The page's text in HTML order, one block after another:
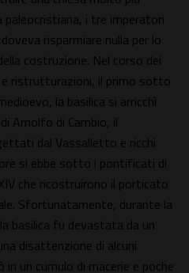
paleocristiana, i tre imperatori
risparmiare nulla per lo
costruzione. Nel corso dei
e ristrutturazioni, il primo sotto
la basilica si arricchì
Arnolfo di Cambio, il
dal Vassalletto e ricchi
si ebbe sotto i pontificati di
che ricostruirono il porticato
Sfortunatamente, durante la
basilica fu devastata da un
disattenzione di alcuni
un cumulo di macerie e poche